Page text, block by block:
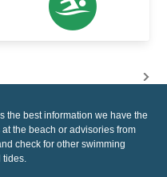
the best information we have the
the beach or advisories from
check for other swimming
tides.